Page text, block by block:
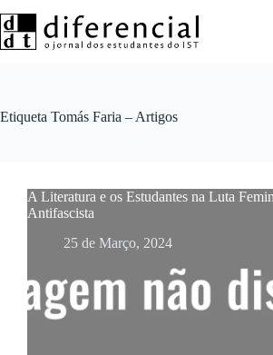
para
o
Etiqueta Tomás Faria – Artigos
A Literatura e os Estudantes na Luta
Antifascista
25 de Março, 2024